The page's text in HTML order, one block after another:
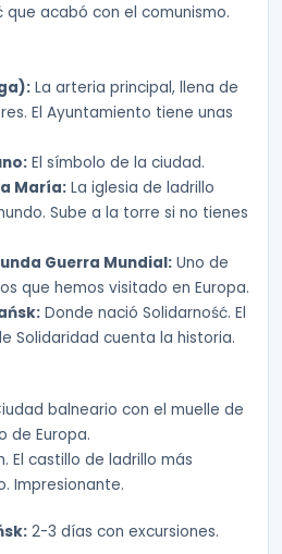
acabó con el comunismo.
La arteria principal, llena de
El Ayuntamiento tiene unas
El símbolo de la ciudad.
María: La iglesia de ladrillo
Sube a la torre si no tienes
Guerra Mundial: Uno de
que hemos visitado en Europa.
Donde nació Solidarność. El
Solidaridad cuenta la historia.
balneario con el muelle de
de Europa.
El castillo de ladrillo más
Impresionante.
2-3 días con excursiones.